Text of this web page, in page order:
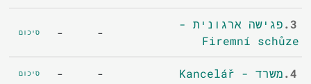
3. פגישה ארגונית -
Firemní schůze
-
- סיכום
4. משרד - Kancelář -
- סיכום